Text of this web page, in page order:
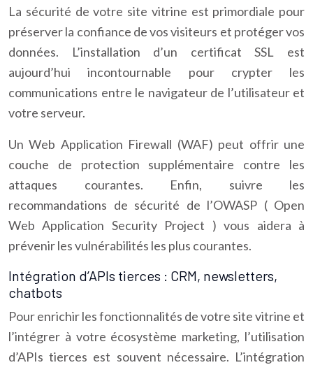
La sécurité de votre site vitrine est primordiale pour
préserver la confiance de vos visiteurs et protéger vos
données. L’installation d’un certificat SSL est
aujourd’hui incontournable pour crypter les
communications entre le navigateur de l’utilisateur et
votre serveur.
Un Web Application Firewall (WAF) peut offrir une
couche de protection supplémentaire contre les
attaques courantes. Enfin, suivre les
recommandations de sécurité de l’OWASP ( Open
Web Application Security Project ) vous aidera à
prévenir les vulnérabilités les plus courantes.
Intégration d’APIs tierces : CRM, newsletters,
chatbots
Pour enrichir les fonctionnalités de votre site vitrine et
l’intégrer à votre écosystème marketing, l’utilisation
d’APIs tierces est souvent nécessaire. L’intégration